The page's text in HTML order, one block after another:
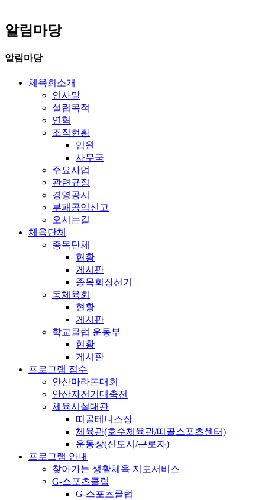
알림마당
알림마당
체육회소개
인사말
설립목적
연혁
조직현황
임원
사무국
주요사업
관련규정
경영공시
부패공익신고
오시는길
체육단체
종목단체
현황
게시판
종목회장선거
동체육회
현황
게시판
학교클럽 운동부
현황
게시판
프로그램 접수
안산마라톤대회
안산자전거대축전
체육시설대관
띠골테니스장
체육관(호수체육관/띠골스포츠센터)
운동장(신도시/근로자)
프로그램 안내
찾아가는 생활체육 지도서비스
G-스포츠클럽
G-스포츠클럽